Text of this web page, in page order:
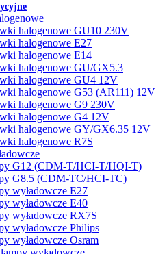
halogenowe GU10 230V
halogenowe E27
halogenowe E14
halogenowe GU/GX5.3
halogenowe GU4 12V
halogenowe G53 (AR111) 12V
halogenowe G9 230V
halogenowe G4 12V
halogenowe GY/GX6.35 12V
halogenowe R7S
G12 (CDM-T/HCI-T/HQI-T)
G8.5 (CDM-TC/HCI-TC)
wyładowcze E27
wyładowcze E40
wyładowcze RX7S
wyładowcze Philips
wyładowcze Osram